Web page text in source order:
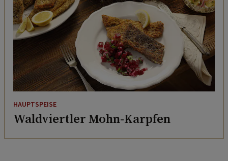
HAUPTSPEISE
Waldviertler Mohn-Karpfen